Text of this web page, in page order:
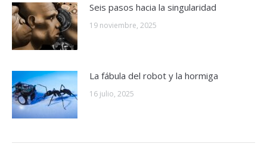
Seis pasos hacia la singularidad
19 noviembre, 2025
La fábula del robot y la hormiga
16 julio, 2025